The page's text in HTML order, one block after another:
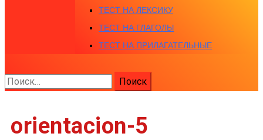
ТЕСТ НА ЛЕКСИКУ
ТЕСТ НА ГЛАГОЛЫ
ТЕСТ НА ПРИЛАГАТЕЛЬНЫЕ
Найти:
orientacion-5